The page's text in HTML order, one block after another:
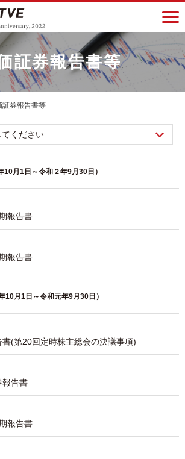
証券報告書等
証券報告書等
ください
10月1日～令和２年9月30日）
報告書
報告書
10月1日～令和元年9月30日）
(第20回定時株主総会の決議事項)
報告書
報告書